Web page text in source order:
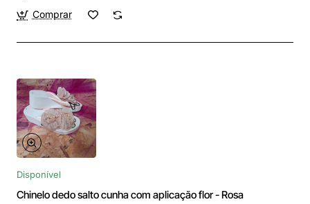
Comprar
Disponível
Chinelo dedo salto cunha com aplicação flor - Rosa